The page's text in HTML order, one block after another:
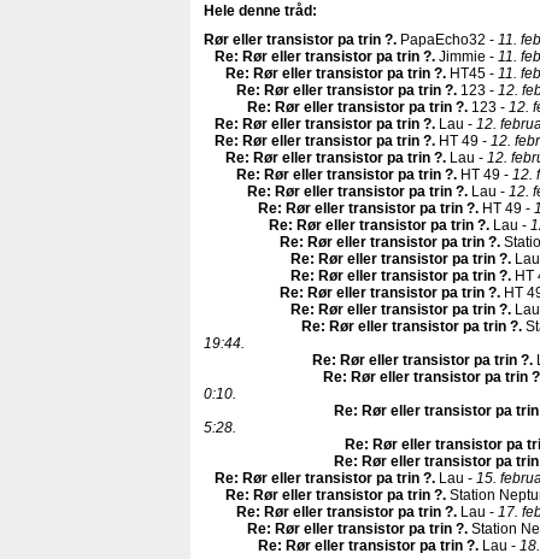
Hele denne tråd:
Rør eller transistor pa trin ?. PapaEcho32 - 11.
Re: Rør eller transistor pa trin ?. Jimmie - 11.
Re: Rør eller transistor pa trin ?. HT45 - 11.
Re: Rør eller transistor pa trin ?. 123 - 12.
Re: Rør eller transistor pa trin ?. 123 - 12.
Re: Rør eller transistor pa trin ?. Lau - 12.
Re: Rør eller transistor pa trin ?. HT 49 - 12.
Re: Rør eller transistor pa trin ?. Lau - 12.
Re: Rør eller transistor pa trin ?. HT 49 - 12.
Re: Rør eller transistor pa trin ?. Lau - 12.
Re: Rør eller transistor pa trin ?. HT 49 -
Re: Rør eller transistor pa trin ?. Lau -
Re: Rør eller transistor pa trin ?.
Re: Rør eller transistor pa trin ?.
Re: Rør eller transistor pa trin ?. HT
Re: Rør eller transistor pa trin ?. HT
Re: Rør eller transistor pa trin ?.
Re: Rør eller transistor pa trin ?.
19:44.
Re: Rør eller transistor pa trin ?.
Re: Rør eller transistor pa trin ?
0:10.
Re: Rør eller transistor pa
5:28.
Re: Rør eller transistor pa
Re: Rør eller transistor pa
Re: Rør eller transistor pa trin ?. Lau - 15.
Re: Rør eller transistor pa trin ?. Station
Re: Rør eller transistor pa trin ?. Lau - 17.
Re: Rør eller transistor pa trin ?. Station
Re: Rør eller transistor pa trin ?. Lau -